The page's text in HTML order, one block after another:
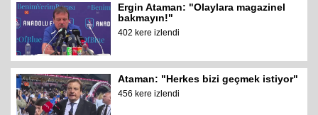
Ergin Ataman: "Olaylara magazinel
bakmayın!"
402 kere izlendi
Ataman: "Herkes bizi geçmek istiyor"
456 kere izlendi